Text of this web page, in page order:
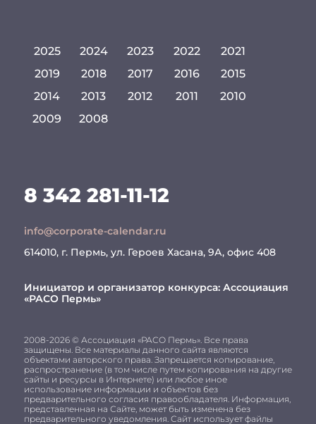
2025 2024 2023 2022
2021
2019
2018 2017 2016
2015
2014
2013 2012 2011
2010
2009
2008
8 342 281-11-12
info@corporate-calendar.ru
614010, г. Пермь, ул. Героев Хасана, 9А, офис 408
Инициатор и организатор конкурса: Ассоциация
«РАСО Пермь»
2008-2026 © Ассоциация «РАСО Пермь». Все права
защищены. Все материалы данного сайта являются
объектами авторского права. Запрещается копирование,
распространение (в том числе путем копирования на другие
сайты и ресурсы в Интернете) или любое иное
использование информации и объектов без
предварительного согласия правообладателя. Информация,
представленная на Сайте, может быть изменена без
предварительного уведомления. Сайт использует файлы